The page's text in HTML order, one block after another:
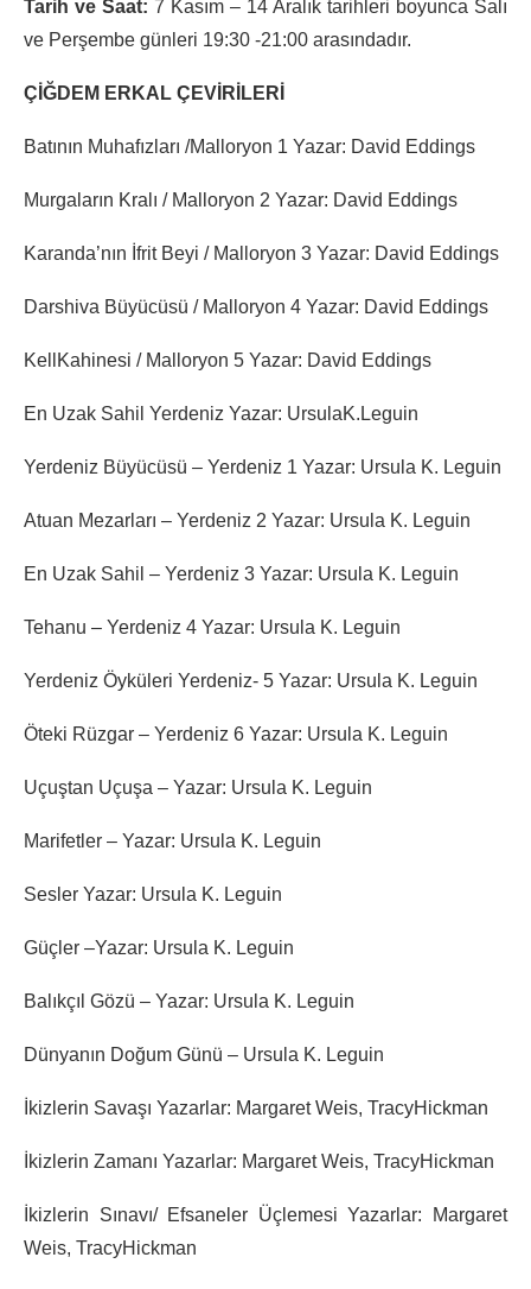
Tarih ve Saat: 7 Kasım – 14 Aralık tarihleri boyunca Salı
ve Perşembe günleri 19:30 -21:00 arasındadır.
ÇİĞDEM ERKAL ÇEVİRİLERİ
Batının Muhafızları /Malloryon 1 Yazar: David Eddings
Murgaların Kralı / Malloryon 2 Yazar: David Eddings
Karanda’nın İfrit Beyi / Malloryon 3 Yazar: David Eddings
Darshiva Büyücüsü / Malloryon 4 Yazar: David Eddings
KellKahinesi / Malloryon 5 Yazar: David Eddings
En Uzak Sahil Yerdeniz Yazar: UrsulaK.Leguin
Yerdeniz Büyücüsü – Yerdeniz 1 Yazar: Ursula K. Leguin
Atuan Mezarları – Yerdeniz 2 Yazar: Ursula K. Leguin
En Uzak Sahil – Yerdeniz 3 Yazar: Ursula K. Leguin
Tehanu – Yerdeniz 4 Yazar: Ursula K. Leguin
Yerdeniz Öyküleri Yerdeniz- 5 Yazar: Ursula K. Leguin
Öteki Rüzgar – Yerdeniz 6 Yazar: Ursula K. Leguin
Uçuştan Uçuşa – Yazar: Ursula K. Leguin
Marifetler – Yazar: Ursula K. Leguin
Sesler Yazar: Ursula K. Leguin
Güçler –Yazar: Ursula K. Leguin
Balıkçıl Gözü – Yazar: Ursula K. Leguin
Dünyanın Doğum Günü – Ursula K. Leguin
İkizlerin Savaşı Yazarlar: Margaret Weis, TracyHickman
İkizlerin Zamanı Yazarlar: Margaret Weis, TracyHickman
İkizlerin Sınavı/ Efsaneler Üçlemesi Yazarlar: Margaret
Weis, TracyHickman